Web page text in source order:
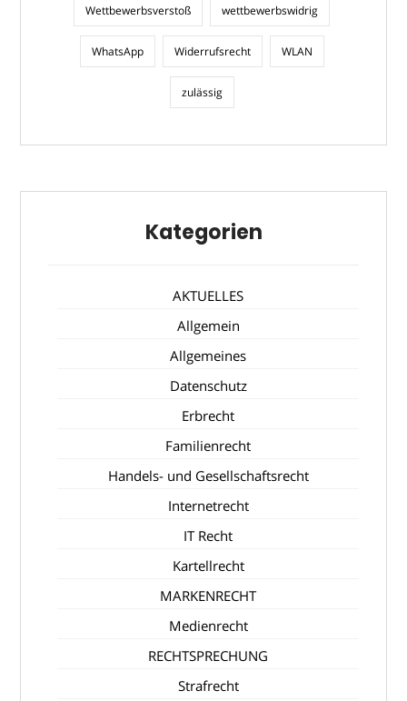
Wettbewerbsverstoß wettbewerbswidrig
WhatsApp Widerrufsrecht WLAN
zulässig
Kategorien
AKTUELLES
Allgemein
Allgemeines
Datenschutz
Erbrecht
Familienrecht
Handels- und Gesellschaftsrecht
Internetrecht
IT Recht
Kartellrecht
MARKENRECHT
Medienrecht
RECHTSPRECHUNG
Strafrecht